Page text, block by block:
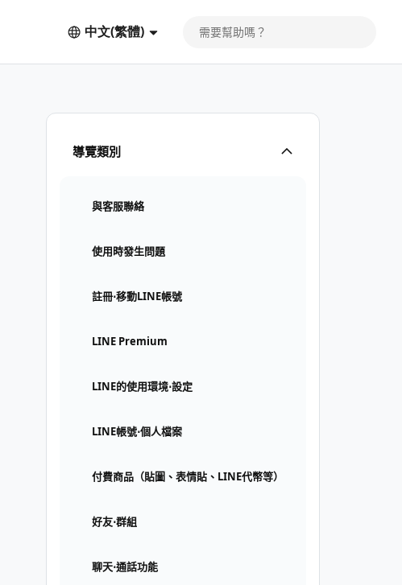
中文(繁體)
導覽類別
與客服聯絡
使用時發生問題
註冊⋅移動LINE帳號
LINE Premium
LINE的使用環境⋅設定
LINE帳號⋅個人檔案
付費商品（貼圖、表情貼、LINE代幣等）
好友⋅群組
聊天⋅通話功能